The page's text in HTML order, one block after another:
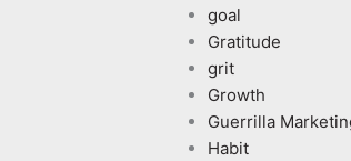
goal
Gratitude
grit
Growth
Guerrilla
Habit